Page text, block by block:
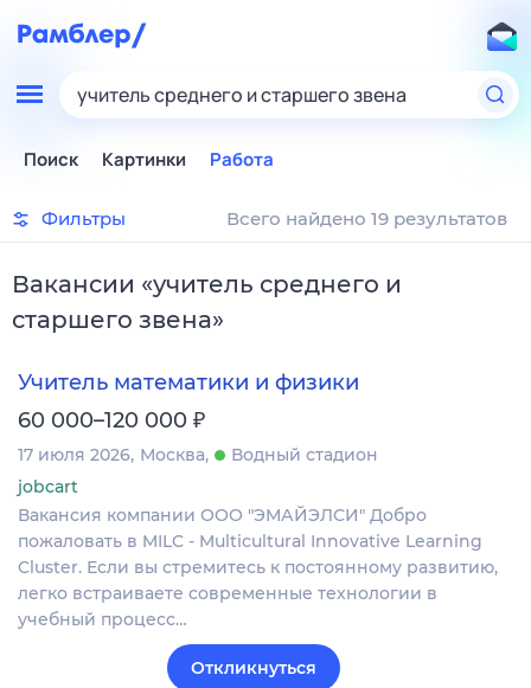
учитель среднего и старшего звена
Поиск Картинки Работа
Фильтры Всего найдено 19 результатов
Вакансии «учитель среднего и
старшего звена»
Учитель математики и физики
60 000–120 000 ₽
17 июля 2026 Москва
Водный стадион
jobcart
Вакансия компании ООО "ЭМАЙЭЛСИ" Добро
пожаловать в MILC - Multicultural Innovative Learning
Cluster. Если вы стремитесь к постоянному развитию,
легко встраиваете современные технологии в
учебный процесс…
Откликнуться